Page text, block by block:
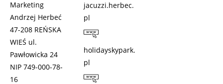
Marketing
Andrzej Herbeć
47-208 REŃSKA
WIEŚ ul.
Pawłowicka 24
NIP 749-000-78-
16
jacuzzi.herbec.
pl
holidayskypark.
pl